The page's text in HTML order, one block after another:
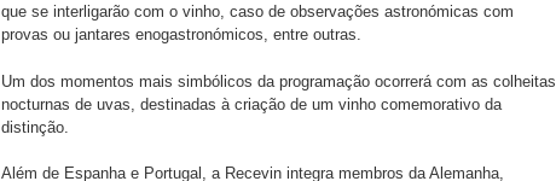
que se interligarão com o vinho, caso de observações astronómicas com
provas ou jantares enogastronómicos, entre outras.
Um dos momentos mais simbólicos da programação ocorrerá com as colheitas
nocturnas de uvas, destinadas à criação de um vinho comemorativo da
distinção.
Além de Espanha e Portugal, a Recevin integra membros da Alemanha,